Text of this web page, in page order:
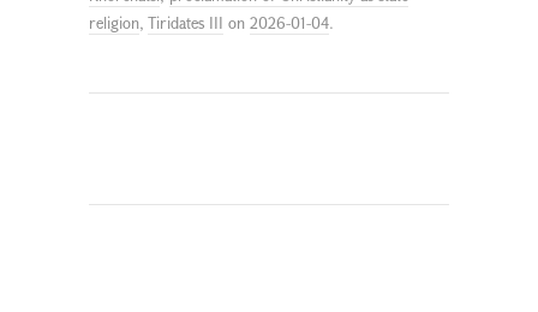
religion, Tiridates III on 2026-01-04.